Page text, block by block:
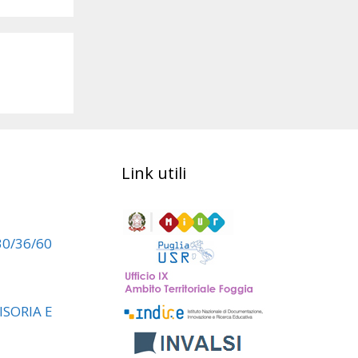
36/60
E
Link utili